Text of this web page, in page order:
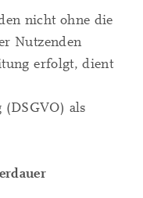
nicht ohne die
Nutzenden
erfolgt, dient
als